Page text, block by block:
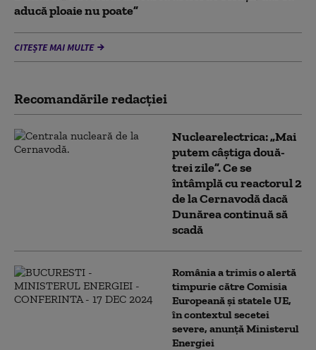
aducă ploaie nu poate”
CITEȘTE MAI MULTE
Recomandările redacţiei
Nuclearelectrica: „Mai
putem câștiga două-
trei zile”. Ce se
întâmplă cu reactorul 2
de la Cernavodă dacă
Dunărea continuă să
scadă
România a trimis o alertă
timpurie către Comisia
Europeană și statele UE,
în contextul secetei
severe, anunță Ministerul
Energiei